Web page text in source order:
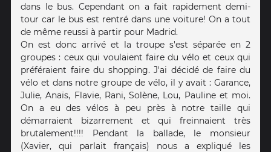
dans le bus. Cependant on a fait rapidement demi-
tour car le bus est rentré dans une voiture! On a tout
de même reussi à partir pour Madrid.
On est donc arrivé et la troupe s'est séparée en 2
groupes : ceux qui voulaient faire du vélo et ceux qui
préféraient faire du shopping. J'ai décidé de faire du
vélo et dans notre groupe de vélo, il y avait : Garance,
Julie, Anaïs, Flavie, Rani, Solène, Lou, Pauline et moi.
On a eu des vélos à peu près à notre taille qui
démarraient bizarrement et qui freinnaient très
brutalement!!!! Pendant la ballade, le monsieur
(Xavier, qui parlait français) nous a expliqué les